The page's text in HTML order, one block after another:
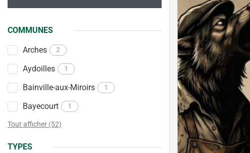
COMMUNES
Arches 2
Aydoilles 1
Bainville-aux-Miroirs 1
Bayecourt 1
Tout afficher (52)
TYPES